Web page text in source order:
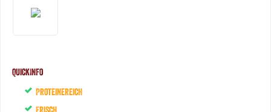
QuickInfo
Proteinereich